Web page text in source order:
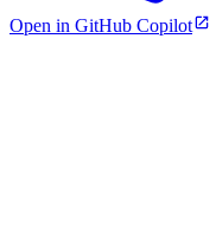
Open in GitHub Copilot